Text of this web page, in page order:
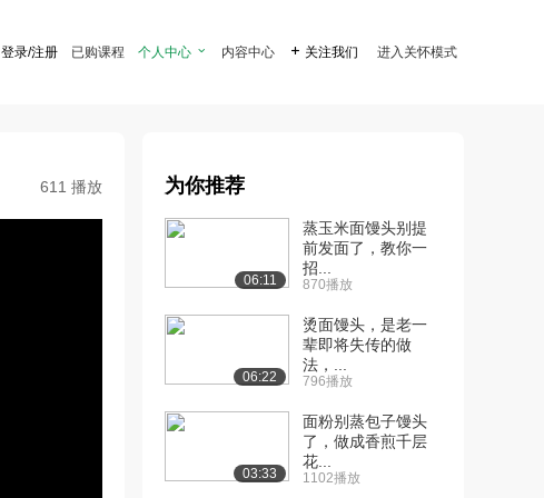
登录/注册 已购课程 个人中心  内容中心  关注我们 进入关怀模式
611 播放 为你推荐
06:11
蒸玉米面馒头别提
前发面了，教你一
招...
870播放
06:22
烫面馒头，是老一
辈即将失传的做
法，...
796播放
03:33
面粉别蒸包子馒头
了，做成香煎千层
花...
1102播放